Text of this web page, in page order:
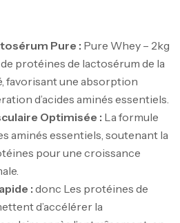
Pure : Pure Whey – 2kg
protéines de lactosérum de la
favorisant une absorption
d’acides aminés essentiels.
Optimisée : La formule
aminés essentiels, soutenant la
pour une croissance
: donc Les protéines de
d’accélérer la